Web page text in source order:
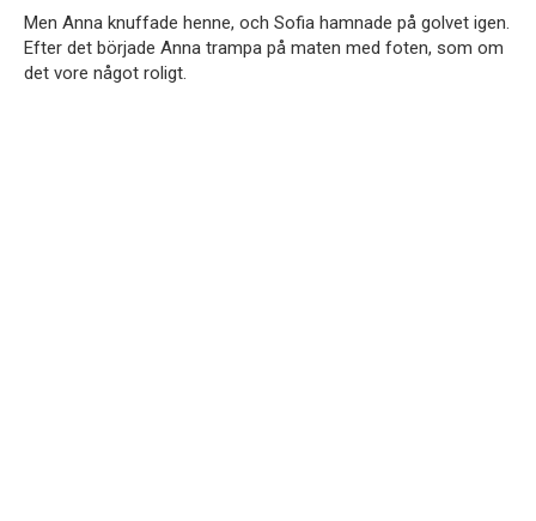
Men Anna knuffade henne, och Sofia hamnade på golvet igen.
Efter det började Anna trampa på maten med foten, som om
det vore något roligt.